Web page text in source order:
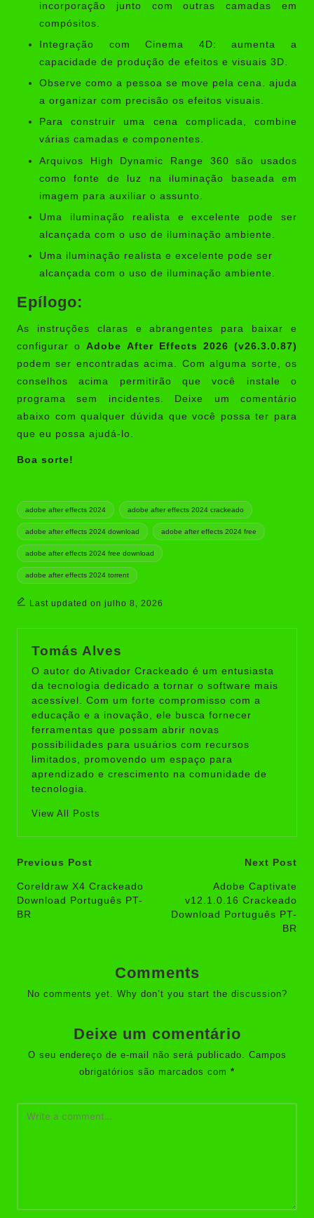
incorporação junto com outras camadas em
compósitos.
Integração com Cinema 4D: aumenta a
capacidade de produção de efeitos e visuais 3D.
Observe como a pessoa se move pela cena. ajuda
a organizar com precisão os efeitos visuais.
Para construir uma cena complicada, combine
várias camadas e componentes.
Arquivos High Dynamic Range 360 são usados
como fonte de luz na iluminação baseada em
imagem para auxiliar o assunto.
Uma iluminação realista e excelente pode ser
alcançada com o uso de iluminação ambiente.
Uma iluminação realista e excelente pode ser
alcançada com o uso de iluminação ambiente.
Epílogo:
As instruções claras e abrangentes para baixar e
configurar oAdobe After Effects 2026 (v26.3.0.87)
podem ser encontradas acima. Com alguma sorte, os
conselhos acima permitirão que você instale o
programa sem incidentes. Deixe um comentário
abaixo com qualquer dúvida que você possa ter para
que eu possa ajudá-lo.
Boa sorte!
Tags:
adobe after effects 2024 adobe after effects 2024 crackeado
adobe after effects 2024 download adobe after effects 2024 free
adobe after effects 2024 free download
adobe after effects 2024 torrent
Last updated on julho 8, 2026
Tomás Alves
O autor do Ativador Crackeado é um entusiasta
da tecnologia dedicado a tornar o software mais
acessível. Com um forte compromisso com a
educação e a inovação, ele busca fornecer
ferramentas que possam abrir novas
possibilidades para usuários com recursos
limitados, promovendo um espaço para
aprendizado e crescimento na comunidade de
tecnologia.
View All Posts
Post
navigation
Previous Post
Coreldraw X4 Crackeado
Download Português PT-
BR
Next Post
Adobe Captivate
v12.1.0.16 Crackeado
Download Português PT-
BR
Comments
No comments yet. Why don’t you start the discussion?
Deixe um comentário
O seu endereço de e-mail não será publicado.
Campos
obrigatórios são marcados com *